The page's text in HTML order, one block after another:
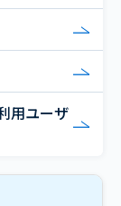
用ユーザ